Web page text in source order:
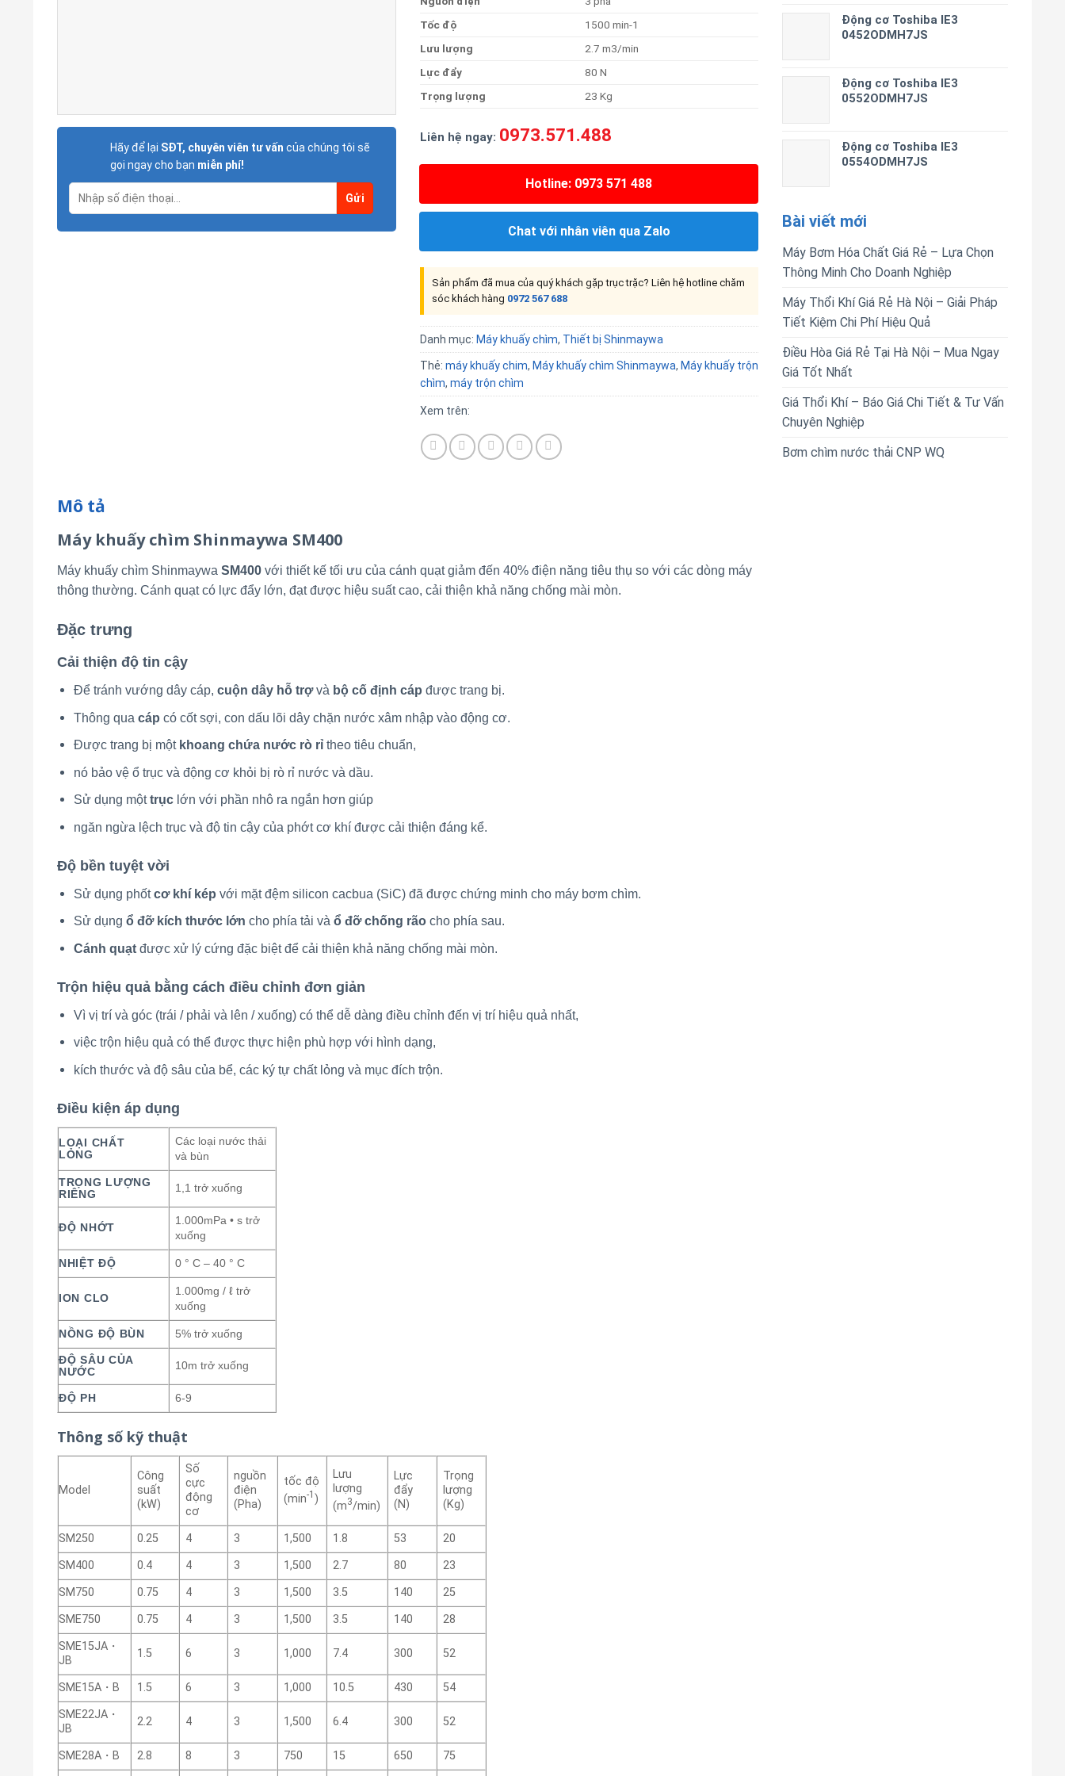
Động cơ Toshiba IE3
0452ODMH7JS
Động cơ Toshiba IE3
0552ODMH7JS
Động cơ Toshiba IE3
0554ODMH7JS
Bài viết mới
Máy Bơm Hóa Chất Giá Rẻ – Lựa Chọn
Thông Minh Cho Doanh Nghiệp
Máy Thổi Khí Giá Rẻ Hà Nội – Giải Pháp
Tiết Kiệm Chi Phí Hiệu Quả
Điều Hòa Giá Rẻ Tại Hà Nội – Mua Ngay
Giá Tốt Nhất
Giá Thổi Khí – Báo Giá Chi Tiết & Tư Vấn
Chuyên Nghiệp
Bơm chìm nước thải CNP WQ
Hãy để lại SĐT, chuyên viên tư vấn của chúng tôi sẽ
gọi ngay cho bạn miễn phí!
Tốc độ
1500 min-1
Lưu lượng
2.7 m3/min
Lực đẩy
80 N
Trọng lượng 23 Kg
Liên hệ ngay: 0973.571.488
Hotline: 0973 571 488
Chat với nhân viên qua Zalo
Sản phẩm đã mua của quý khách gặp trục trặc? Liên hệ hotline chăm
sóc khách hàng 0972 567 688
Danh mục: Máy khuấy chìm, Thiết bị Shinmaywa
Thẻ: máy khuấy chim, Máy khuấy chìm Shinmaywa, Máy khuấy trộn
chìm, máy trộn chìm
Xem trên:
Mô tả
Máy khuấy chìm Shinmaywa SM400
Máy khuấy chìm Shinmaywa SM400 với thiết kế tối ưu của cánh quạt giảm đến 40% điện năng tiêu thụ so với các dòng máy
thông thường. Cánh quạt có lực đẩy lớn, đạt được hiệu suất cao, cải thiện khả năng chống mài mòn.
Đặc trưng
Cải thiện độ tin cậy
Để tránh vướng dây cáp, cuộn dây hỗ trợvà bộ cố định cáp được trang bị.
Thông qua cáp có cốt sợi, con dấu lõi dây chặn nước xâm nhập vào động cơ.
Được trang bị một khoang chứa nước rò rỉtheo tiêu chuẩn,
nó bảo vệ ổ trục và động cơ khỏi bị rò rỉ nước và dầu.
Sử dụng mộttrụclớn với phần nhô ra ngắn hơn giúp
ngăn ngừa lệch trục và độ tin cậy của phớt cơ khí được cải thiện đáng kể.
Độ bền tuyệt vời
Sử dụng phốtcơ khí kép với mặt đệm silicon cacbua (SiC) đã được chứng minh cho máy bơm chìm.
Sử dụng ổ đỡ kích thước lớn cho phía tải và ổ đỡ chống rãocho phía sau.
Cánh quạtđược xử lý cứng đặc biệt để cải thiện khả năng chống mài mòn.
Trộn hiệu quả bằng cách điều chỉnh đơn giản
Vì vị trí và góc (trái / phải và lên / xuống) có thể dễ dàng điều chỉnh đến vị trí hiệu quả nhất,
việc trộn hiệu quả có thể được thực hiện phù hợp với hình dạng,
kích thước và độ sâu của bể, các ký tự chất lỏng và mục đích trộn.
Điều kiện áp dụng
LOẠI CHẤT
LỎNG
Các loại nước thải
và bùn
TRỌNG LƯỢNG
RIÊNG
1,1 trở xuống
ĐỘ NHỚT
1.000mPa • s trở
xuống
NHIỆT ĐỘ 0 ° C – 40 ° C
ION CLO
1.000mg / ℓ trở
xuống
NỒNG ĐỘ BÙN 5% trở xuống
ĐỘ SÂU CỦA
NƯỚC
10m trở xuống
ĐỘ PH 6-9
Thông số kỹ thuật
Model
Công
suất
(kW)
Số
cực
động
cơ
nguồn
điện
(Pha)
tốc độ
(min-1)
Lưu
lượng
(m3/min)
Lực
đẩy
(N)
Trọng
lượng
(Kg)
SM250 0.25 4 3 1,500 1.8 53
20
SM400
0.4 4 3 1,500 2.7 80
23
SM750
0.75 4 3 1,500 3.5 140
25
SME750
0.75 4 3 1,500 3.5 140
28
SME15JA・
JB
1.5 6 3 1,000 7.4 300 52
SME15A・B 1.5 6 3 1,000 10.5 430
54
SME22JA・
JB
2.2 4 3 1,500 6.4 300 52
SME28A・B 2.8 8 3 750 15 650
75